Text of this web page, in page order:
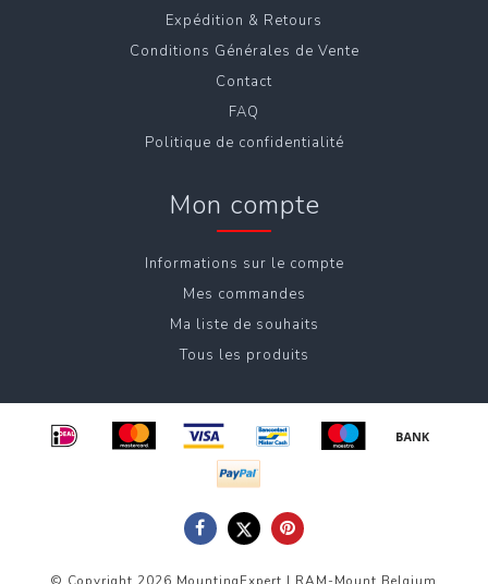
Expédition & Retours
Conditions Générales de Vente
Contact
FAQ
Politique de confidentialité
Mon compte
Informations sur le compte
Mes commandes
Ma liste de souhaits
Tous les produits